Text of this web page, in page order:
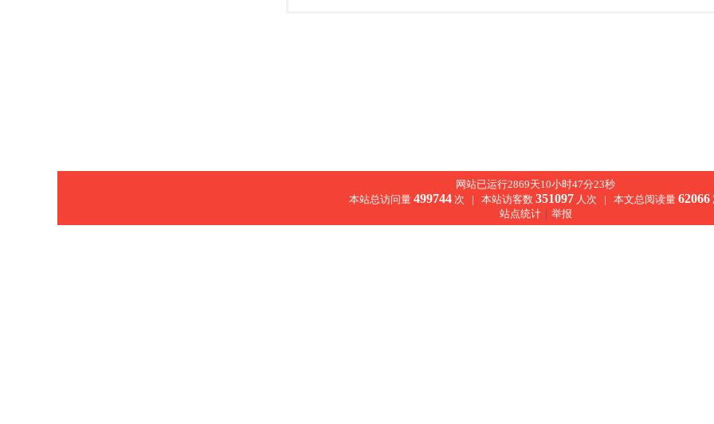
网站已运行2869天10小时47分23秒
本站总访问量 499744次 | 本站访客数 351097人次 | 本文总阅读量 62066
站点统计 | 举报